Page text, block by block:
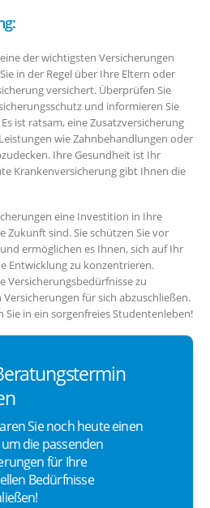
der wichtigsten Versicherungen
in der Regel über Ihre Eltern oder
versichert. Überprüfen Sie
und informieren Sie
ist ratsam, eine Zusatzversicherung
wie Zahnbehandlungen oder
Ihre Gesundheit ist Ihr
Krankenversicherung gibt Ihnen die
eine Investition in Ihre
Zukunft sind. Sie schützen Sie vor
ermöglichen es Ihnen, sich auf Ihr
Entwicklung zu konzentrieren.
Versicherungsbedürfnisse zu
für sich abzuschließen.
Sie in ein sorgenfreies Studentenleben!
Sie noch heute einen
die passenden
für Ihre
Bedürfnisse